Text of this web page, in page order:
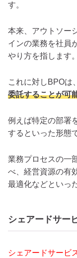
す。
本来、アウトソー
インの業務を社員
やり方を指します。
これに対しBPOは、
委託することが可
例えば特定の部署
するといった形態
業務プロセスの一
べ、経営資源の有
最適化などといっ
シェアードサー
シェアードサービ